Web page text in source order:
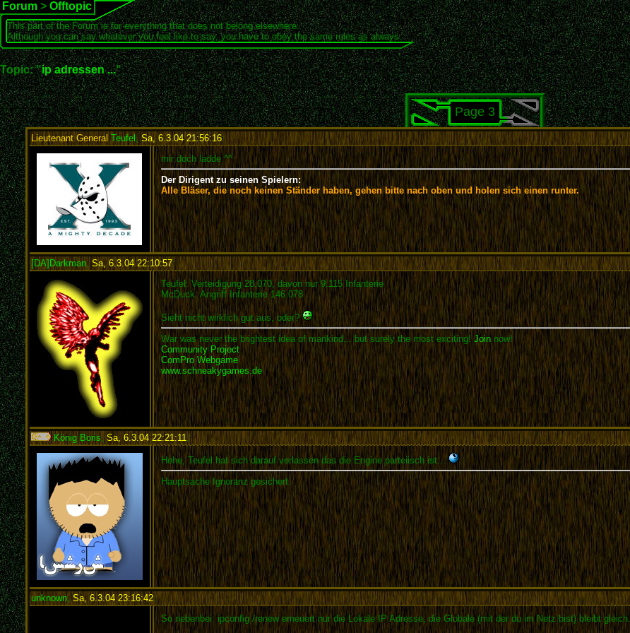
Forum > Offtopic
This part of the Forum is for everything that does not belong elsewhere.
Although you can say whatever you feel like to say, you have to obey the same rules as always.
Topic: "ip adressen ..."
Page 3
Lieutenant General Teufel ,Sa, 6.3.04 21:56:16:
mir doch ladde ^^
Der Dirigent zu seinen Spielern:
Alle Bläser, die noch keinen Ständer haben, gehen bitte nach oben und holen sich einen runter.
[DA]Darkman, Sa, 6.3.04 22:10:57:
Teufel: Verteidigung 28.070, davon nur 9.115 Infanterie
McDuck: Angriff Infanterie 146.078
Sieht nicht wirklich gut aus, oder?
War was never the brightest idea of mankind... but surely the most exciting! Joinnow!
Community Project
ComPro Webgame
www.schneakygames.de
König Boris ,Sa, 6.3.04 22:21:11 :
Hehe, Teufel hat sich darauf verlassen das die Engine parteiisch ist...
Hauptsache Ignoranz gesichert.
unknown,Sa, 6.3.04 23:16:42:
So nebenbei: ipconfig /renew erneuert nur die Lokale IP Adresse, die Globale (mit der du im Netz bist) bleibt gleich.